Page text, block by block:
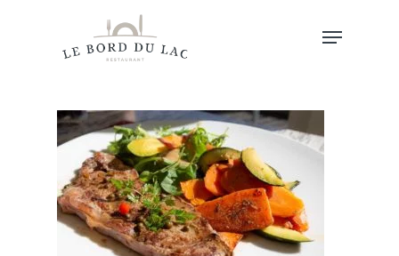
Hit enter to search or ESC to close
Accueil